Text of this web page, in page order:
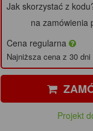
Jak skorzystać z
na zamówienia
Cena regularna
Najniższa cena z 30
Projekt